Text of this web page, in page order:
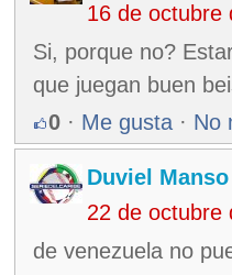
16 de octubre
Si, porque no?
que juegan buen
0 · Me gusta · No
Duviel
22 de octubre
de venezuela no